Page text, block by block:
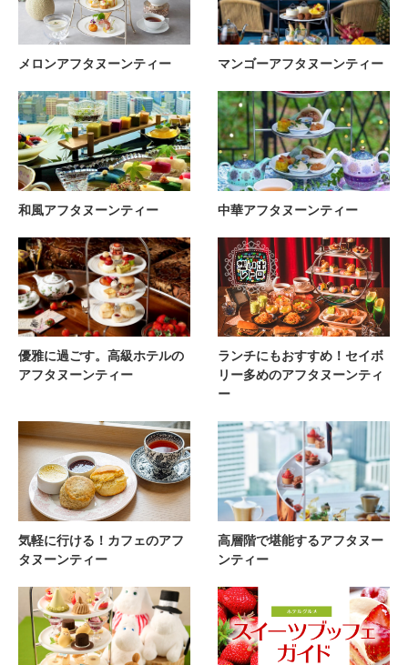
メロンアフタヌーンティー マンゴーアフタヌーンティー
和風アフタヌーンティー 中華アフタヌーンティー
優雅に過ごす。高級ホテルの
アフタヌーンティー
ランチにもおすすめ！セイボ
リー多めのアフタヌーンティ
ー
気軽に行ける！カフェのアフ
タヌーンティー
高層階で堪能するアフタヌー
ンティー